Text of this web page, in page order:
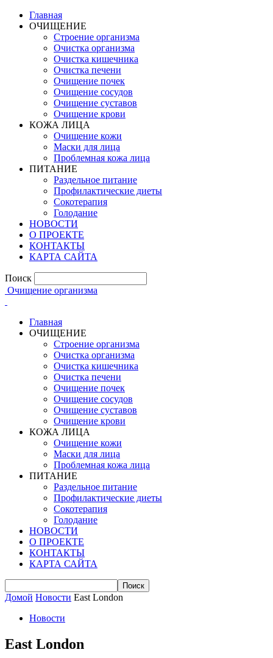
Главная
ОЧИЩЕНИЕ
Строение организма
Очистка организма
Очистка кишечника
Очистка печени
Очищение почек
Очищение сосудов
Очищение суставов
Очищение крови
КОЖА ЛИЦА
Очищение кожи
Маски для лица
Проблемная кожа лица
ПИТАНИЕ
Раздельное питание
Профилактические диеты
Сокотерапия
Голодание
НОВОСТИ
О ПРОЕКТЕ
КОНТАКТЫ
КАРТА САЙТА
Поиск
Очищение организма
Главная
ОЧИЩЕНИЕ
Строение организма
Очистка организма
Очистка кишечника
Очистка печени
Очищение почек
Очищение сосудов
Очищение суставов
Очищение крови
КОЖА ЛИЦА
Очищение кожи
Маски для лица
Проблемная кожа лица
ПИТАНИЕ
Раздельное питание
Профилактические диеты
Сокотерапия
Голодание
НОВОСТИ
О ПРОЕКТЕ
КОНТАКТЫ
КАРТА САЙТА
Домой Новости East London
Новости
East London